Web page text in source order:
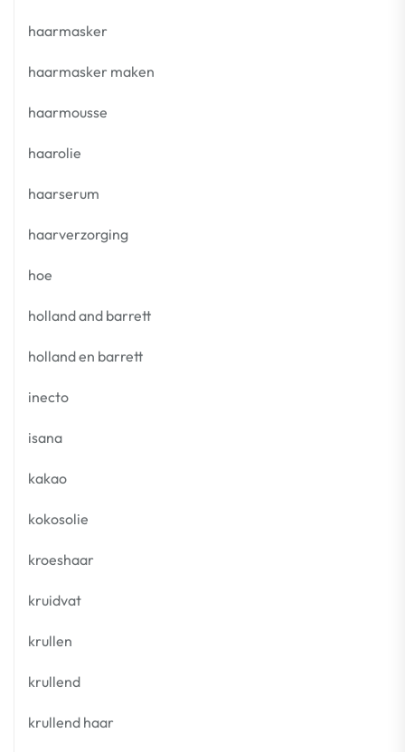
haarmasker
haarmasker maken
haarmousse
haarolie
haarserum
haarverzorging
hoe
holland and barrett
holland en barrett
inecto
isana
kakao
kokosolie
kroeshaar
kruidvat
krullen
krullend
krullend haar